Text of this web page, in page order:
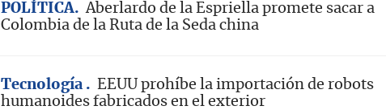
POLÍTICA
Aberlardo de la Espriella promete sacar a
Colombia de la Ruta de la Seda china
Tecnología
EEUU prohíbe la importación de robots
humanoides fabricados en el exterior